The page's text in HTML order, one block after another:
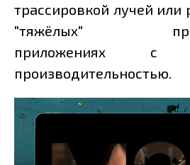
трассировкой лучей или
"тяжёлых"
приложениях с
производительностью.